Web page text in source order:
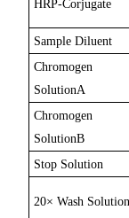
HRP-Corjugate
Sample Diluent
Chromogen
SolutionA
Chromogen
SolutionB
Stop Solution
20× Wash Solution